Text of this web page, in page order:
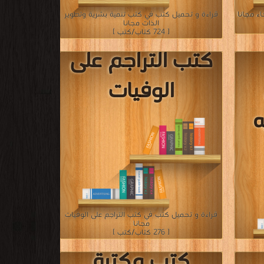
قراءة و تحميل كتب في كتب تنمية بشرية وتطوير
الذات مجانا
[ 724 كتاب/كتب ]
مجانا
كتب التراجم على
الوفيات
قراءة و تحميل كتب في كتب التراجم على الوفيات
مجانا
[ 276 كتاب/كتب ]
في